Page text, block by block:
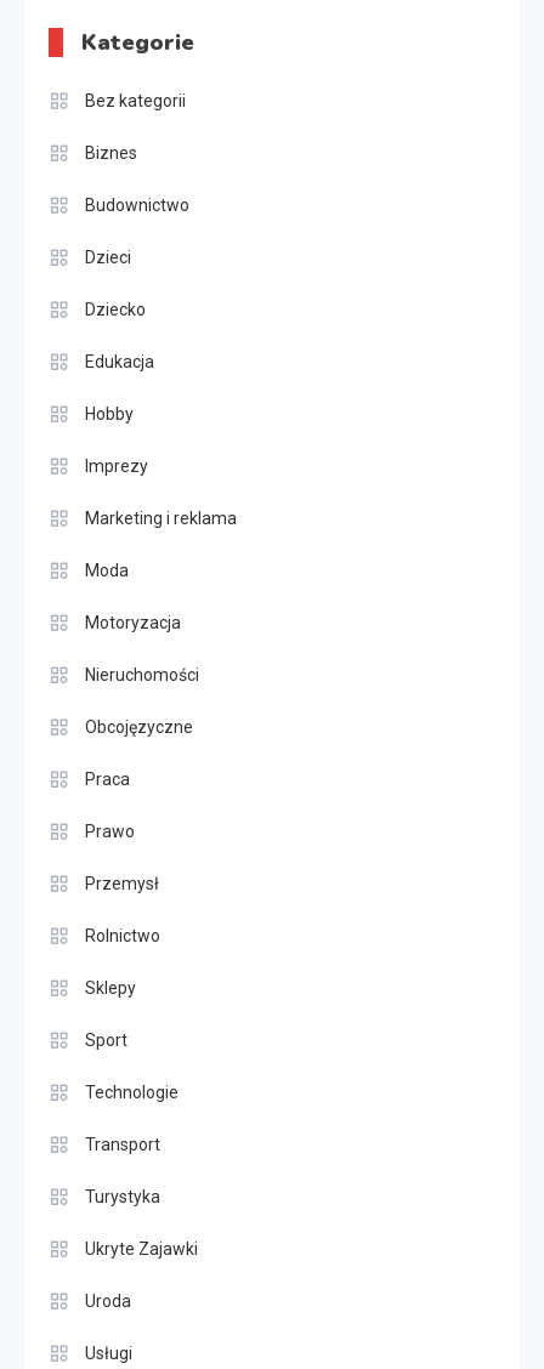
Kategorie
Bez kategorii
Biznes
Budownictwo
Dzieci
Dziecko
Edukacja
Hobby
Imprezy
Marketing i reklama
Moda
Motoryzacja
Nieruchomości
Obcojęzyczne
Praca
Prawo
Przemysł
Rolnictwo
Sklepy
Sport
Technologie
Transport
Turystyka
Ukryte Zajawki
Uroda
Usługi